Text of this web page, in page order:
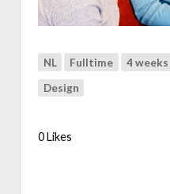
NL Fulltime 4 weeks
Design
0 Likes